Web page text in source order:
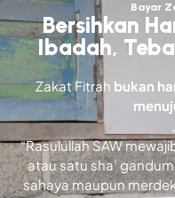
Bayar
Bersihkan
Ibadah,
Zakat Fitrah bukan
“Rasulullah SAW
atau satu sha’
sahaya maupun